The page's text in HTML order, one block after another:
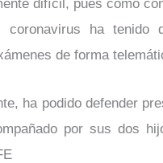
coronavirus ha tenido
de forma
ha podido defender
por sus dos